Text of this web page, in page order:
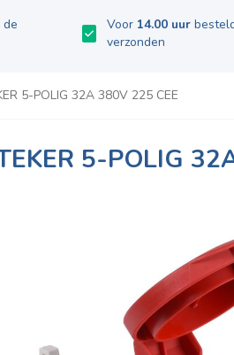
de
Voor 14.00 uur
verzonden
5-POLIG 32A 380V 225 CEE
5-POLIG